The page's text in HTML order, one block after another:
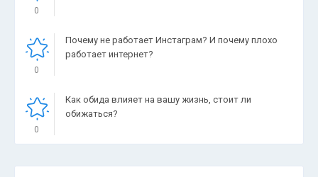
0
0
Почему не работает Инстаграм? И почему плохо
работает интернет?
0
Как обида влияет на вашу жизнь, стоит ли
обижаться?